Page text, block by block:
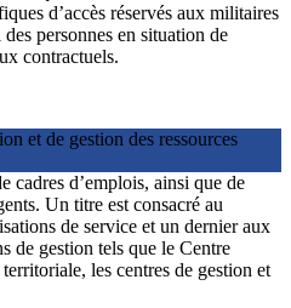
d’accès réservés aux militaires
personnes en situation de
contractuels.
et de gestion des ressources
cadres d’emplois, ainsi que de
Un titre est consacré au
de service et un dernier aux
de gestion tels que le Centre
les centres de gestion et